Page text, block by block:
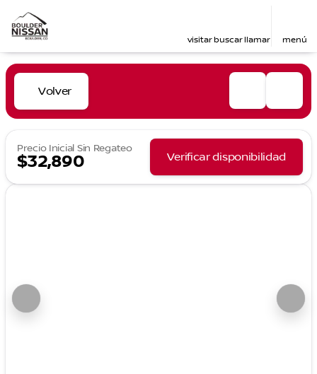
visitarbuscarllamar menú
Volver
Precio Inicial Sin Regateo
$32,890 Verificar disponibilidad